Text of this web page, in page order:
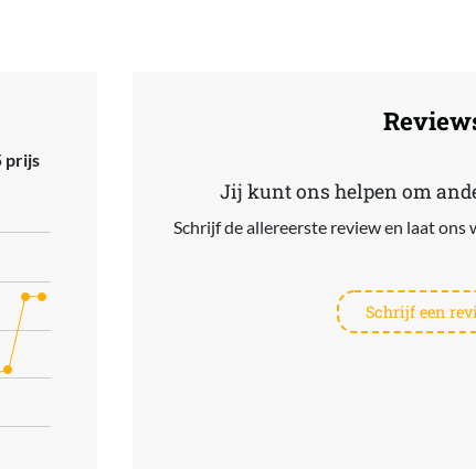
prijs
177 to 229.
Jij kunt ons helpen om
Schrijf de allereerste review en laat ons
Schrijf een